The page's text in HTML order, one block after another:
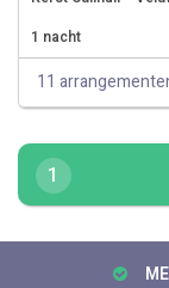
1 nacht
11
1